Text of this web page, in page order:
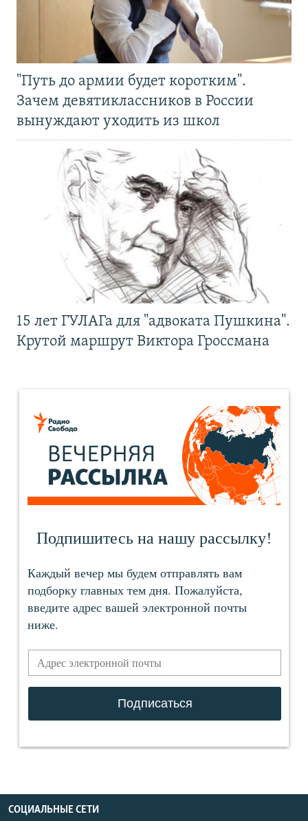
"Путь до армии будет коротким".
Зачем девятиклассников в России
вынуждают уходить из школ
15 лет ГУЛАГа для "адвоката Пушкина".
Крутой маршрут Виктора Гроссмана
СОЦИАЛЬНЫЕ СЕТИ